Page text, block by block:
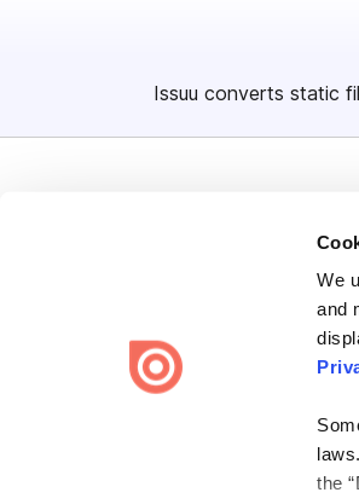
We
and
the
Issuu converts static
Create once, share
Issuu turns PDFs and other files into
engaging content for every channel.